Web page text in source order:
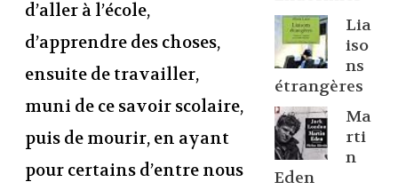
d’aller à l’école,
d’apprendre des choses,
ensuite de travailler,
muni de ce savoir scolaire,
puis de mourir, en ayant
pour certains d’entre nous
Lia
iso
ns
étrangères
Ma
rti
n
Eden